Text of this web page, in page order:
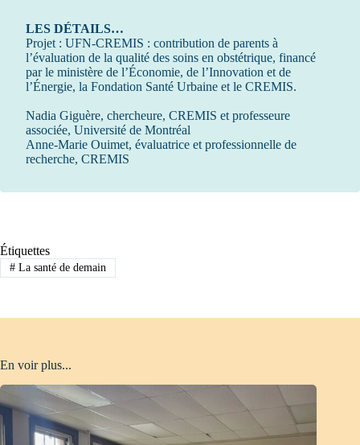
LES DÉTAILS…
Projet : UFN-CREMIS : contribution de parents à
l’évaluation de la qua­lité des soins en obstétrique, financé
par le ministère de l’Économie, de l’Innovation et de
l’Énergie, la Fondation Santé Urbaine et le CREMIS.
Nadia Giguère, chercheure, CREMIS et professeure
associée, Université de Montréal
Anne-Marie Ouimet, évaluatrice et professionnelle de
recherche, CREMIS
Étiquettes
#La santé de demain
En voir plus...